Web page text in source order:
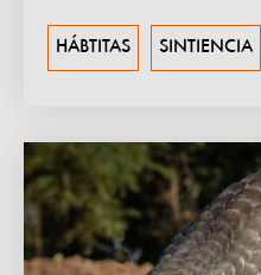
HÁBTITAS SINTIENCIA